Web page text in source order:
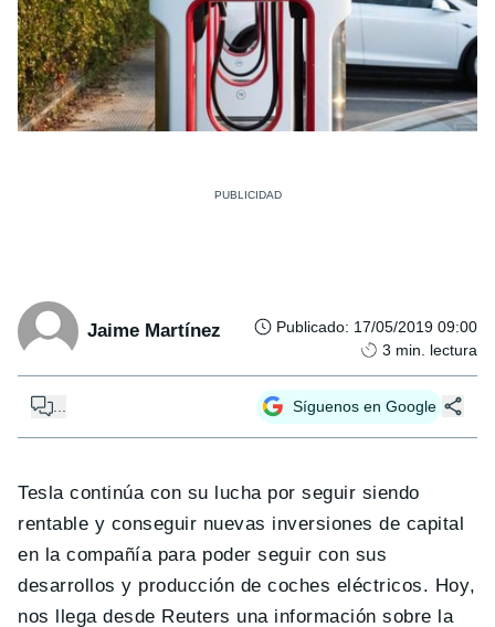
Jaime Martínez Publicado: 17/05/2019 09:00
3 min. lectura
Síguenos en Google
Tesla continúa con su lucha por seguir siendo
rentable y conseguir nuevas inversiones de capital
en la compañía para poder seguir con sus
desarrollos y producción de coches eléctricos. Hoy,
nos llega desde Reuters una información sobre la